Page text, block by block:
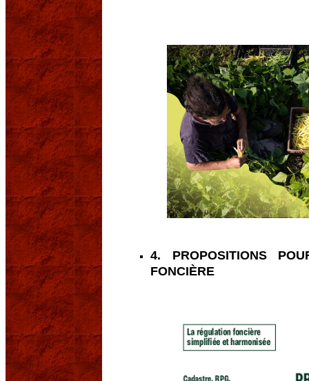
4. PROPOSITIONS
FONCIÈRE